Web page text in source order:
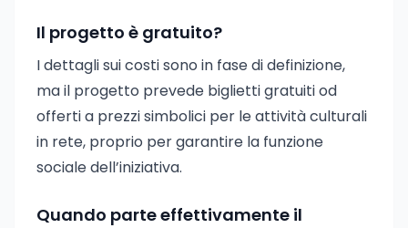
Il progetto è gratuito?
I dettagli sui costi sono in fase di definizione,
ma il progetto prevede biglietti gratuiti od
offerti a prezzi simbolici per le attività culturali
in rete, proprio per garantire la funzione
sociale dell’iniziativa.
Quando parte effettivamente il